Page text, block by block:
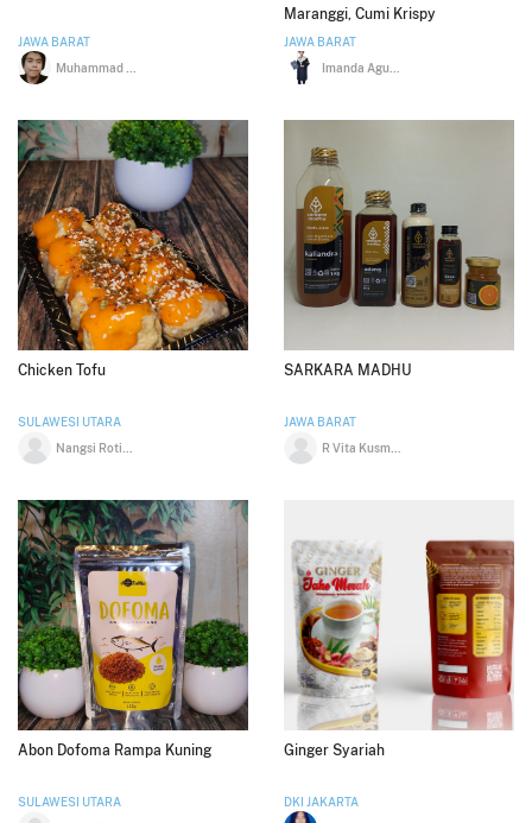
JAWA BARAT
Maranggi, Cumi Krispy
JAWA BARAT
Chicken Tofu
SULAWESI UTARA
SARKARA MADHU
JAWA BARAT
Abon Dofoma Rampa Kuning
SULAWESI UTARA
Ginger Syariah
DKI JAKARTA